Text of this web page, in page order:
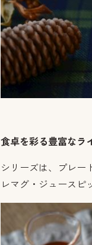
食卓を彩る豊富なラ
シリーズは、プレー
レマグ・ジュースピ